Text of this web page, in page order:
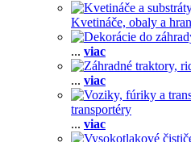
Kvetináče, obaly a
... viac
... viac
transportéry
... viac